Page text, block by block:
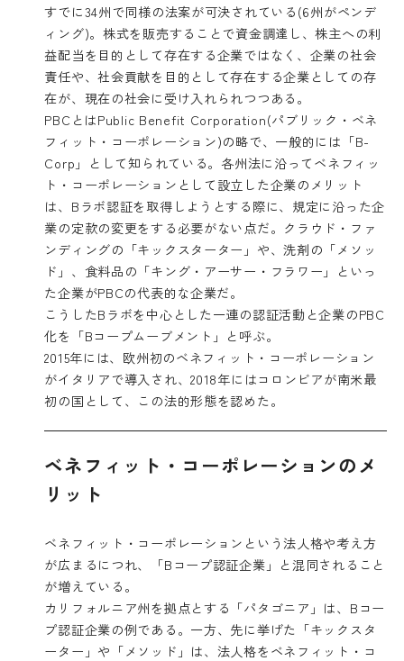
すでに34州で同様の法案が可決されている(6州がペンデ
ィング)。株式を販売することで資金調達し、株主への利
益配当を目的として存在する企業ではなく、企業の社会
責任や、社会貢献を目的として存在する企業としての存
在が、現在の社会に受け入れられつつある。
PBCとはPublic Benefit Corporation(パブリック・ベネ
フィット・コーポレーション)の略で、一般的には「B-
Corp」として知られている。各州法に沿ってベネフィッ
ト・コーポレーションとして設立した企業のメリット
は、Bラボ認証を取得しようとする際に、規定に沿った企
業の定款の変更をする必要がない点だ。クラウド・ファ
ンディングの「キックスターター」や、洗剤の「メソッ
ド」、食料品の「キング・アーサー・フラワー」といっ
た企業がPBCの代表的な企業だ。
こうしたBラボを中心とした一連の認証活動と企業のPBC
化を「Bコープムーブメント」と呼ぶ。
2015年には、欧州初のベネフィット・コーポレーション
がイタリアで導入され、2018年にはコロンビアが南米最
初の国として、この法的形態を認めた。
ベネフィット・コーポレーションのメ
リット
ベネフィット・コーポレーションという法人格や考え方
が広まるにつれ、「Bコープ認証企業」と混同されること
が増えている。
カリフォルニア州を拠点とする「パタゴニア」は、Bコー
プ認証企業の例である。一方、先に挙げた「キックスタ
ーター」や「メソッド」は、法人格をベネフィット・コ